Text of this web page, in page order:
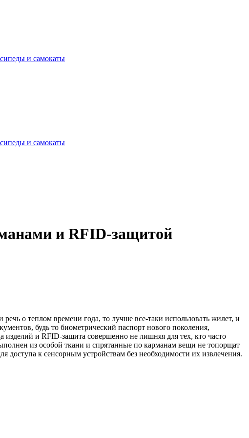
и самокаты
и самокаты
и RFID-защитой
речь о теплом времени года, то лучше все-таки использовать жилет, и
будь то биометрический паспорт нового поколения,
и RFID-защита совершенно не лишняя для тех, кто часто
из особой ткани и спрятанные по карманам вещи не топорщат
к сенсорным устройствам без необходимости их извлечения.